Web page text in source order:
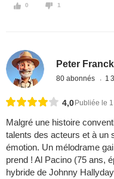
0 1
Peter
80 abonnés 1
4,0 Publiée le
Malgré une histoire
talents des acteurs et à un
émotion. Un mélodrame
prend ! Al Pacino (75 ans,
hybride de Johnny